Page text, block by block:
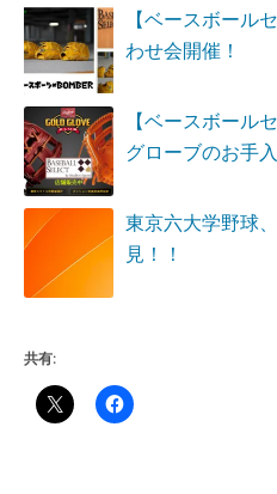
【ベースボール
わせ会開催！
【ベースボール
グローブのお手
東京六大学野球
見！！
共有: